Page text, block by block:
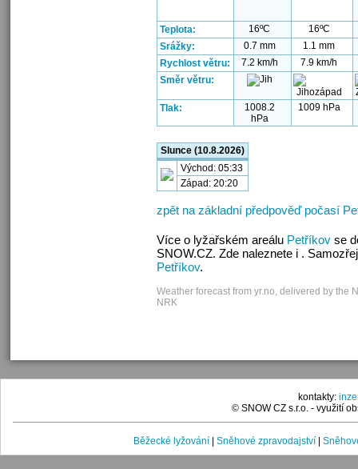
Teplota: 16ºC
16ºC
Srážky:
0.7 mm
1.1 mm
Rychlost větru:
7.2 km/h
7.9 km/h
Směr větru:
Tlak:
1008.2
hPa
1009 hPa
Slunce (10.8.2026)
Východ: 05:33
Západ: 20:20
zpět na základní předpověď počasí
Více o lyžařském areálu Petříkov se
SNOW.CZ. Zde naleznete i .
Petříkov.
Weather forecast from yr.no, delivered by the
NRK
kontakty:
© SNOW CZ s.r.o. - využití
Běžecké lyžování Sněhové zpravodajství